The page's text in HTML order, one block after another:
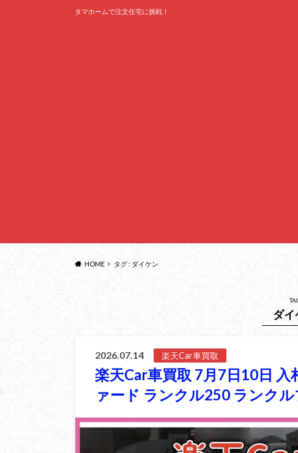
タマホームで注文住宅に挑戦！
HOME タグ : ダイケン
ダイ
2026.07.14 楽天Car車買取
楽天Car車買取 7月7日10日
ァード ランクル250 ランク